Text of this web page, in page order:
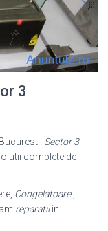
3
Sector 3
complete de
Congelatoare,
reparatiiin